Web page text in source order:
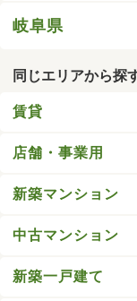
岐阜県
同じエリアから探
賃貸
店舗・事業用
新築マンション
中古マンション
新築一戸建て